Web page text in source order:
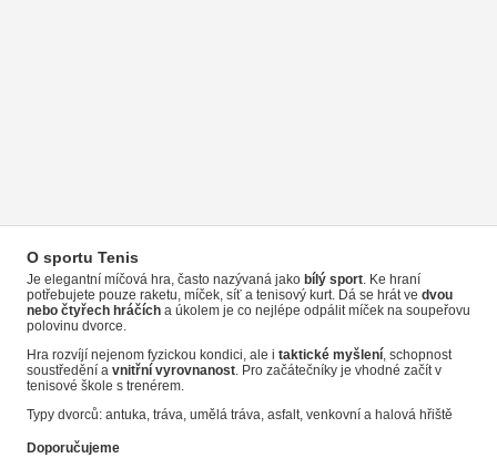
O sportu Tenis
Je elegantní míčová hra, často nazývaná jako bílý sport . Ke hraní
potřebujete pouze raketu, míček, síť a tenisový kurt. Dá se hrát ve dvou
nebo čtyřech hráčích a úkolem je co nejlépe odpálit míček na soupeřovu
polovinu dvorce.
Hra rozvíjí nejenom fyzickou kondici, ale i taktické myšlení , schopnost
soustředění a vnitřní vyrovnanost . Pro začátečníky je vhodné začít v
tenisové škole s trenérem.
Typy dvorců: antuka, tráva, umělá tráva, asfalt, venkovní a halová hřiště
Doporučujeme